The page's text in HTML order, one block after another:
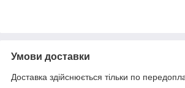
Умови доставки
Доставка здійснюється тільки по